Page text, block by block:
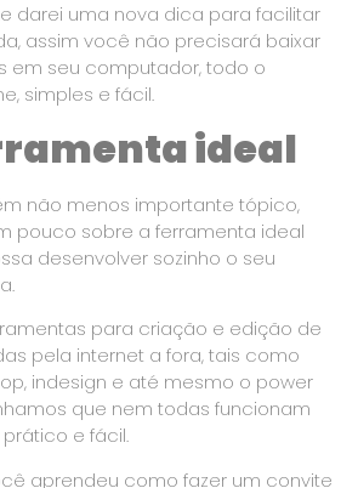
darei uma nova dica para facilitar
assim você não precisará baixar
em seu computador, todo o
simples e fácil.
ideal
não menos importante tópico,
pouco sobre a ferramenta ideal
desenvolver sozinho o seu
para criação e edição de
pela internet a fora, tais como
indesign e até mesmo o power
que nem todas funcionam
e fácil.
aprendeu como fazer um convite